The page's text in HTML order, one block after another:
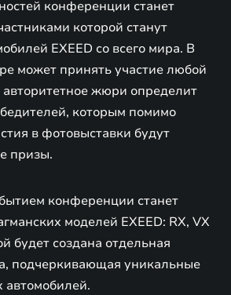
конференции станет
которой станут
EXEED со всего мира. В
может принять участие любой
авторитетное жюри определит
которым помимо
в фотовыставки будут
призы.
конференции станет
моделей EXEED: RX, VX
будет создана отдельная
подчеркивающая уникальные
автомобилей.